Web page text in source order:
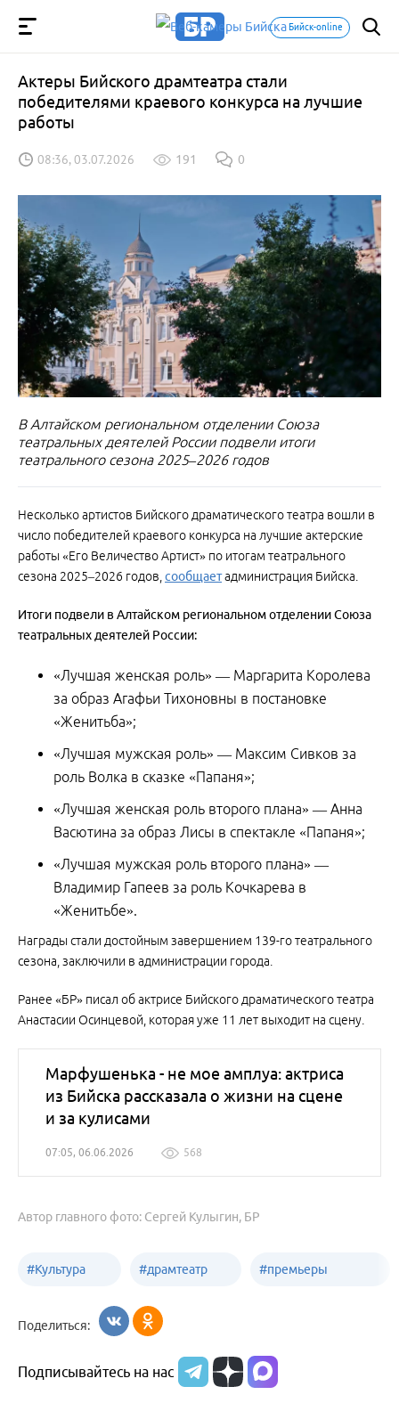
Бийск-online
Актеры Бийского драмтеатра стали
победителями краевого конкурса на лучшие
работы
08:36, 03.07.2026 191 0
В Алтайском региональном отделении Союза
театральных деятелей России подвели итоги
театрального сезона 2025–2026 годов
Несколько артистов Бийского драматического театра вошли в
число победителей краевого конкурса на лучшие актерские
работы «Его Величество Артист» по итогам театрального
сезона 2025–2026 годов,сообщаетадминистрация Бийска.
Итоги подвели в Алтайском региональном отделении Союза
театральных деятелей России:
«Лучшая женская роль» — Маргарита Королева
за образ Агафьи Тихоновны в постановке
«Женитьба»;
«Лучшая мужская роль» — Максим Сивков за
роль Волка в сказке «Папаня»;
«Лучшая женская роль второго плана» — Анна
Васютина за образ Лисы в спектакле «Папаня»;
«Лучшая мужская роль второго плана» —
Владимир Гапеев за роль Кочкарева в
«Женитьбе».
Награды стали достойным завершением 139-го театрального
сезона, заключили в администрации города.
Ранее «БР» писал об актрисе Бийского драматического театра
Анастасии Осинцевой, которая уже 11 лет выходит на сцену.
Марфушенька - не мое амплуа: актриса
из Бийска рассказала о жизни на сцене
и за кулисами
07:05, 06.06.2026 568
Автор главного фото: Сергей Кулыгин, БР
#Культура #драмтеатр
Бийск
#премьеры
Поделиться:
Подписывайтесь на нас